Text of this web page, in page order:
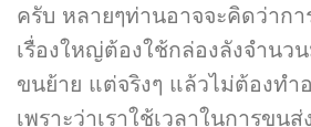
ครับ หลายๆท่านอาจจะคิดว่าก
เรื่องใหญ่ต้องใช้กล่องลังจำนว
ขนย้าย แต่จริงๆ แล้วไม่ต้องทำ
เพราะว่าเราใช้เวลาในการขนส่